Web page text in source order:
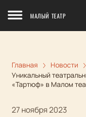
МАЛЫЙ ТЕАТР
Главная
Новости
Уникальный
«Тартюф» в Малом
27 ноября 2023